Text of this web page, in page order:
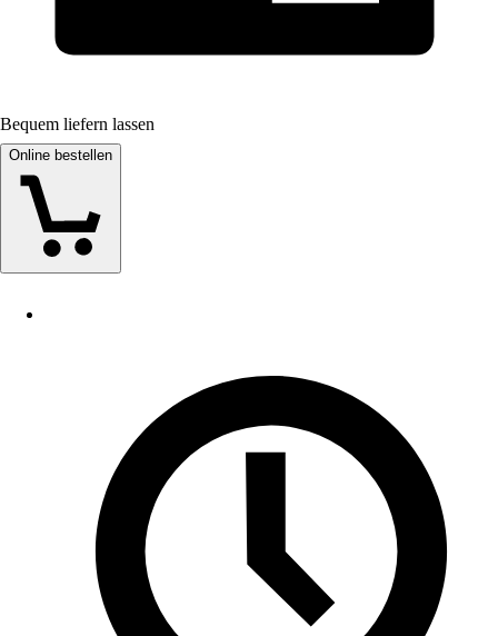
Bequem liefern lassen
Online bestellen